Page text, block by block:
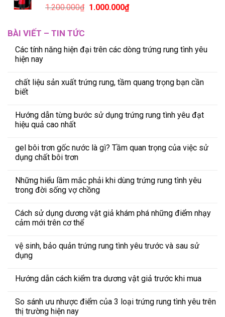
1.200.000₫ 1.000.000₫
BÀI VIẾT – TIN TỨC
Các tính năng hiện đại trên các dòng trứng rung tình yêu
hiện nay
chất liệu sản xuất trứng rung, tầm quang trọng bạn cần
biết
Hướng dẫn từng bước sử dụng trứng rung tình yêu đạt
hiệu quả cao nhất
gel bôi trơn gốc nước là gì? Tầm quan trọng của việc sử
dụng chất bôi trơn
Những hiểu lầm mắc phải khi dùng trứng rung tình yêu
trong đời sống vợ chồng
Cách sử dụng dương vật giả khám phá những điểm nhạy
cảm mới trên cơ thể
vệ sinh, bảo quản trứng rung tình yêu trước và sau sử
dụng
Hướng dẫn cách kiểm tra dương vật giả trước khi mua
So sánh ưu nhược điểm của 3 loại trứng rung tình yêu trên
thị trường hiện nay